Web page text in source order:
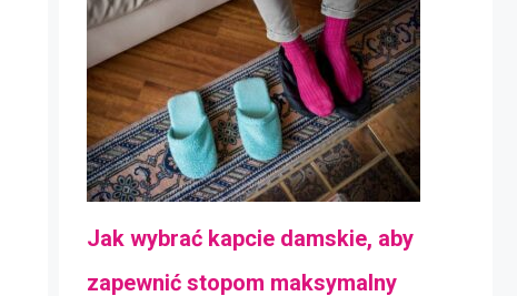
Jak wybrać kapcie damskie, aby
zapewnić stopom maksymalny